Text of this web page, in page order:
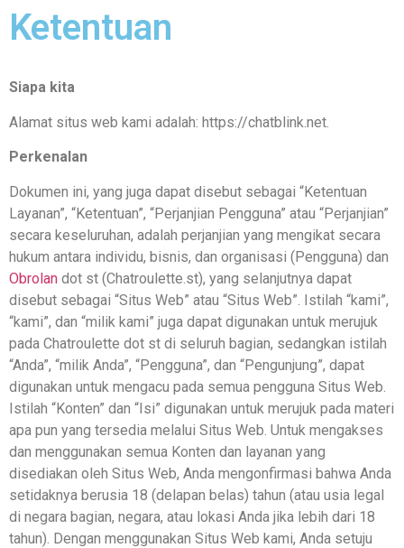
Ketentuan
Siapa kita
Alamat situs web kami adalah: https://chatblink.net.
Perkenalan
Dokumen ini, yang juga dapat disebut sebagai “Ketentuan
Layanan”, “Ketentuan”, “Perjanjian Pengguna” atau “Perjanjian”
secara keseluruhan, adalah perjanjian yang mengikat secara
hukum antara individu, bisnis, dan organisasi (Pengguna) dan
Obrolan dot st (Chatroulette.st), yang selanjutnya dapat
disebut sebagai “Situs Web” atau “Situs Web”. Istilah “kami”,
“kami”, dan “milik kami” juga dapat digunakan untuk merujuk
pada Chatroulette dot st di seluruh bagian, sedangkan istilah
“Anda”, “milik Anda”, “Pengguna”, dan “Pengunjung”, dapat
digunakan untuk mengacu pada semua pengguna Situs Web.
Istilah “Konten” dan “Isi” digunakan untuk merujuk pada materi
apa pun yang tersedia melalui Situs Web. Untuk mengakses
dan menggunakan semua Konten dan layanan yang
disediakan oleh Situs Web, Anda mengonfirmasi bahwa Anda
setidaknya berusia 18 (delapan belas) tahun (atau usia legal
di negara bagian, negara, atau lokasi Anda jika lebih dari 18
tahun). Dengan menggunakan Situs Web kami, Anda setuju